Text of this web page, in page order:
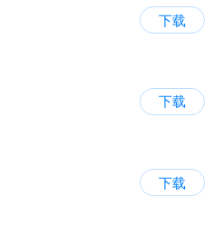
下载
下载
下载